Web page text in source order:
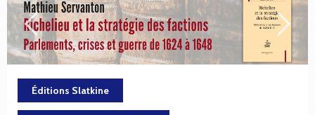
Éditions Slatkine